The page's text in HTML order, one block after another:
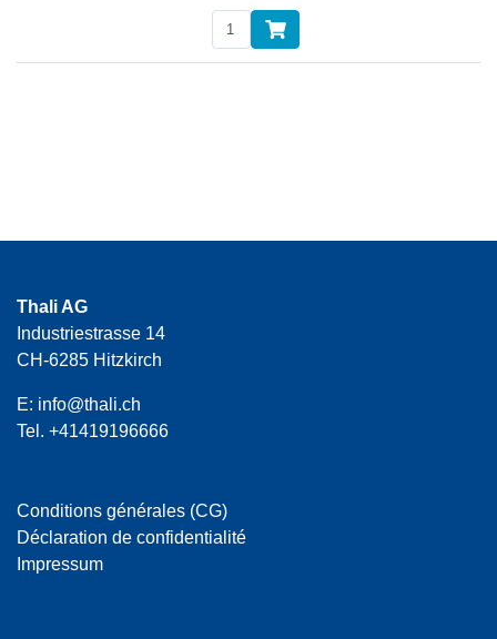
Thali AG
Industriestrasse 14
CH-6285 Hitzkirch
E: info@thali.ch
Tel. +41419196666
Conditions générales (CG)
Déclaration de confidentialité
Impressum